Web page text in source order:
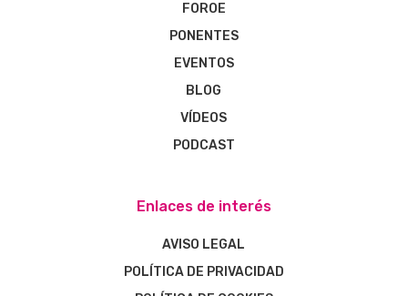
FOROE
PONENTES
EVENTOS
BLOG
VÍDEOS
PODCAST
Enlaces de interés
AVISO LEGAL
POLÍTICA DE PRIVACIDAD